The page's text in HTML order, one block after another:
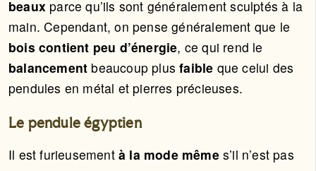
beaux parce qu’ils sont généralement sculptés à la
main. Cependant, on pense généralement que le
bois contient peu d’énergie, ce qui rend le
balancement beaucoup plusfaible que celui des
pendules en métal et pierres précieuses.
Le pendule égyptien
Il est furieusement à la mode mêmes’il n’est pas